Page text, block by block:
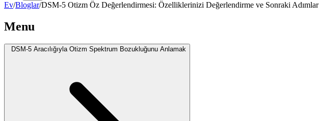
Ev/Bloglar/DSM-5 Otizm Öz Değerlendirmesi: Özelliklerinizi Değerlendirme ve Sonraki Adımlar
Menu
DSM-5 Aracılığıyla Otizm Spektrum Bozukluğunu Anlamak